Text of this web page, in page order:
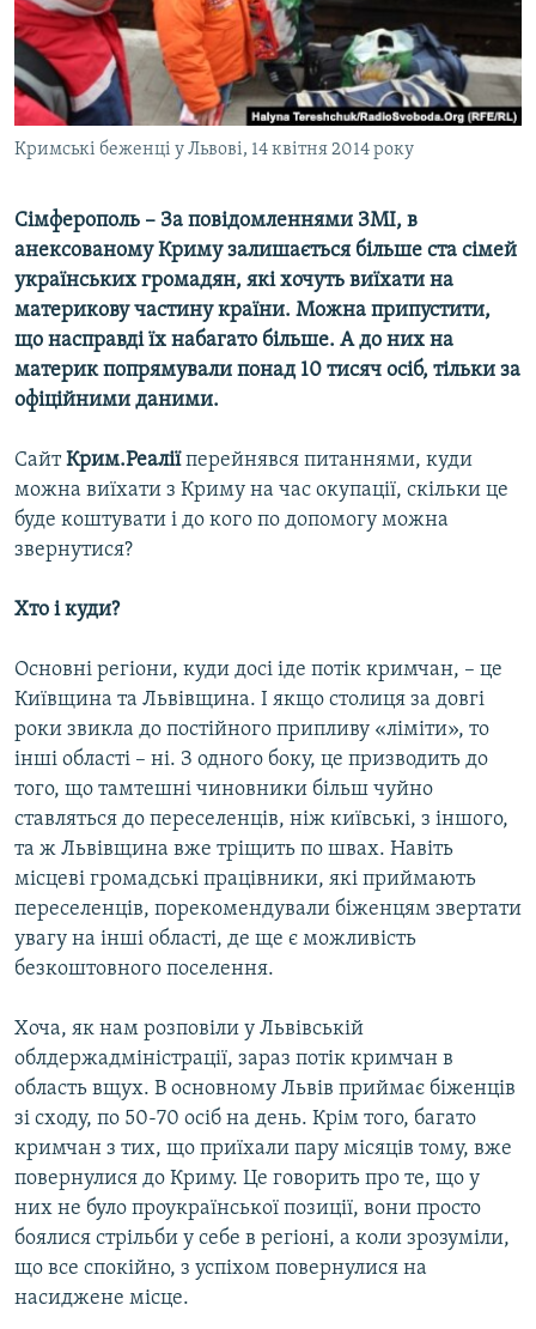
ВІДЕОУРОКИ «ELIFBE»
СВІДЧЕННЯ ОКУПАЦІЇ
УКРАЇНСЬКА ПРОБЛЕМА КРИМУ
ІНФОГРАФІКА
Русский
Qırımtatar
ДОЛУЧАЙСЯ!
Усі сайти RFE/RL
Кримські беженці у Львові, 14 квітня 2014 року
Сімферополь – За повідомленнями ЗМІ, в
анексованому Криму залишається більше ста сімей
українських громадян, які хочуть виїхати на
материкову частину країни. Можна припустити,
що насправді їх набагато більше. А до них на
материк попрямували понад 10 тисяч осіб, тільки за
офіційними даними.
СайтКрим.Реаліїперейнявся питаннями, куди
можна виїхати з Криму на час окупації, скільки це
буде коштувати і до кого по допомогу можна
звернутися?
Хто і куди?
Основні регіони, куди досі іде потік кримчан, – це
Київщина та Львівщина. І якщо столиця за довгі
роки звикла до постійного припливу «ліміти», то
інші області – ні. З одного боку, це призводить до
того, що тамтешні чиновники більш чуйно
ставляться до переселенців, ніж київські, з іншого,
та ж Львівщина вже тріщить по швах. Навіть
місцеві громадські працівники, які приймають
переселенців, порекомендували біженцям звертати
увагу на інші області, де ще є можливість
безкоштовного поселення.
Хоча, як нам розповіли у Львівській
облдержадміністрації, зараз потік кримчан в
область вщух. В основному Львів приймає біженців
зі сходу, по 50-70 осіб на день. Крім того, багато
кримчан з тих, що приїхали пару місяців тому, вже
повернулися до Криму. Це говорить про те, що у
них не було проукраїнської позиції, вони просто
боялися стрільби у себе в регіоні, а коли зрозуміли,
що все спокійно, з успіхом повернулися на
насиджене місце.